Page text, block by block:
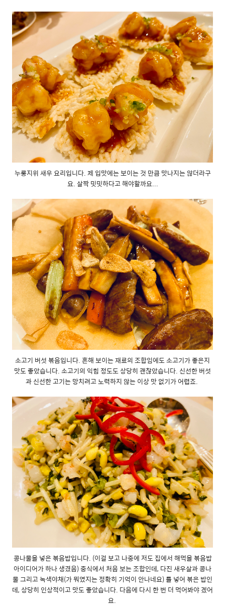
누룽지위 새우 요리입니다. 제 입맛에는 보이는 것 만큼 맛나지는 않더라구
요. 살짝 밋밋하다고 해야할까요...
소고기 버섯 볶음입니다. 흔해 보이는 재료의 조합임에도 소고기가 좋은지
맛도 좋았습니다. 소고기의 익힘 정도도 상당히 괜찮았습니다. 신선한 버섯
과 신선한 고기는 망치려고 노력하지 않는 이상 맛 없기가 어렵죠.
콩나물을 넣은 볶음밥입니다. (이걸 보고 나중에 저도 집에서 해먹을 볶음밥
아이디어가 하나 생겼음) 중식에서 처음 보는 조합인데, 다진 새우살과 콩나
물 그리고 녹색야채(가 뭐였지는 정확히 기억이 안나네요) 를 넣어 볶은 밥인
데, 상당히 인상적이고 맛도 좋았습니다. 다음에 다시 한 번 더 먹어봐야 겠어
요.